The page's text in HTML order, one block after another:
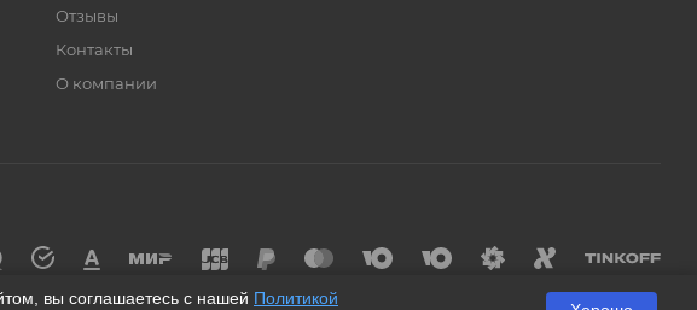
Отзывы
Контакты
О компании
вы соглашаетесь с нашей Политикой